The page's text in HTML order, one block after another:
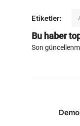
Etiketler:
Bu haber
Son